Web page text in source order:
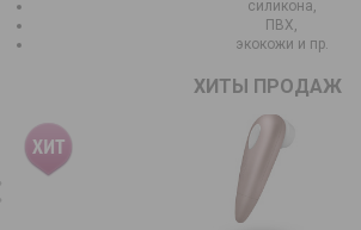
силикона,
ПВХ,
экокожи и пр.
ХИТЫ ПРОДАЖ